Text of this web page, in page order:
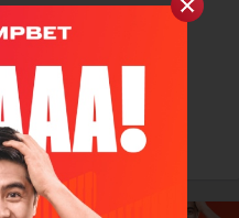
где в 16 матчах он
4 результативные